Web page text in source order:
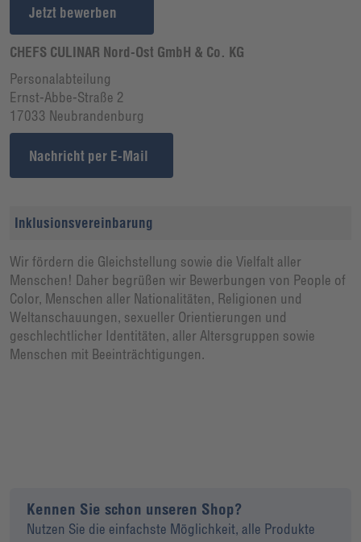
Jetzt bewerben
CHEFS CULINAR Nord-Ost GmbH & Co. KG
Personalabteilung
Ernst-Abbe-Straße 2
17033 Neubrandenburg
Nachricht per E-Mail
Inklusionsvereinbarung
Wir fördern die Gleichstellung sowie die Vielfalt aller
Menschen! Daher begrüßen wir Bewerbungen von People of
Color, Menschen aller Nationalitäten, Religionen und
Weltanschauungen, sexueller Orientierungen und
geschlechtlicher Identitäten, aller Altersgruppen sowie
Menschen mit Beeinträchtigungen.
Kennen Sie schon unseren Shop?
Nutzen Sie die einfachste Möglichkeit, alle Produkte